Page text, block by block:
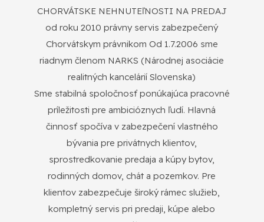
CHORVÁTSKE NEHNUTEľNOSTI NA PREDAJ
od roku 2010 právny servis zabezpečený
Chorvátskym právnikom Od 1.7.2006 sme
riadnym členom NARKS (Národnej asociácie
realitných kancelárií Slovenska)
Sme stabilná spoločnosť ponúkajúca pracovné
príležitosti pre ambicióznych ľudí. Hlavná
činnosť spočíva v zabezpečení vlastného
bývania pre privátnych klientov,
sprostredkovanie predaja a kúpy bytov,
rodinných domov, chát a pozemkov. Pre
klientov zabezpečuje široký rámec služieb,
kompletný servis pri predaji, kúpe alebo